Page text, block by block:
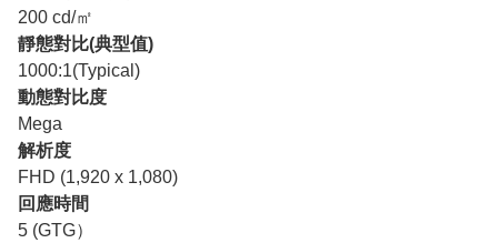
200 cd/㎡
靜態對比(典型值)
1000:1(Typical)
動態對比度
Mega
解析度
FHD (1,920 x 1,080)
回應時間
5 (GTG）